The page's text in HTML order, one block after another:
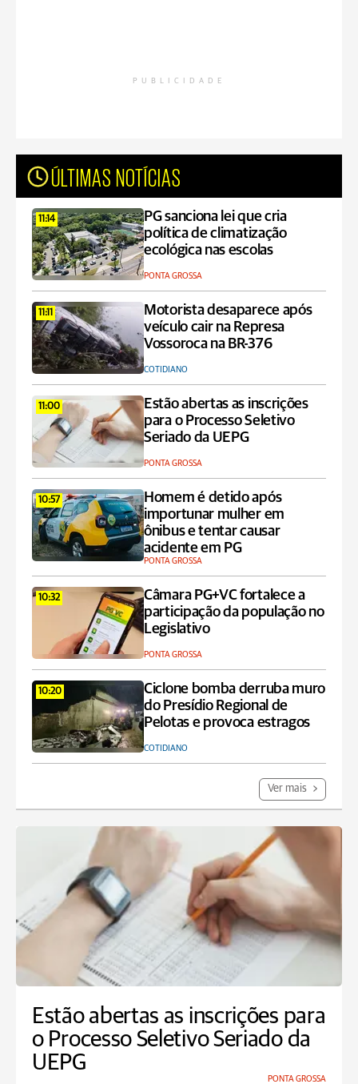
PUBLICIDADE
ÚLTIMAS NOTÍCIAS
11:14
PG sanciona lei que cria
política de climatização
ecológica nas escolas
PONTA GROSSA
11:11
Motorista desaparece após
veículo cair na Represa
Vossoroca na BR-376
COTIDIANO
11:00
Estão abertas as inscrições
para o Processo Seletivo
Seriado da UEPG
PONTA GROSSA
10:57
Homem é detido após
importunar mulher em
ônibus e tentar causar
acidente em PG
PONTA GROSSA
10:32
Câmara PG+VC fortalece a
participação da população no
Legislativo
PONTA GROSSA
10:20
Ciclone bomba derruba muro
do Presídio Regional de
Pelotas e provoca estragos
COTIDIANO
Ver mais
Estão abertas as inscrições para
o Processo Seletivo Seriado da
UEPG
PONTA GROSSA